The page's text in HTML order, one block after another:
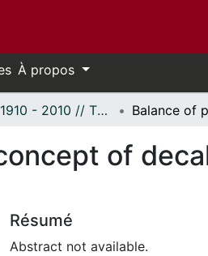
À propos
Thèses, 1910 - 2010 // Theses, 1910 - 2010
of
Résumé
Abstract not available.